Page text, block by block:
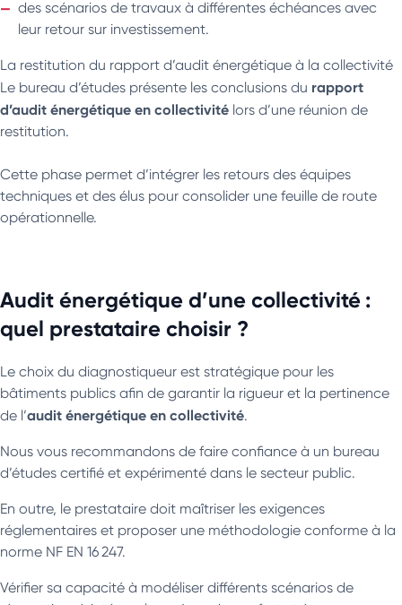
des scénarios de travaux à différentes échéances avec
leur retour sur investissement.
La restitution du rapport d’audit énergétique à la collectivité
Le bureau d’études présente les conclusions du rapport
d’audit énergétique en collectivité lors d’une réunion de
restitution.
Cette phase permet d’intégrer les retours des équipes
techniques et des élus pour consolider une feuille de route
opérationnelle.
Audit énergétique d’une collectivité :
quel prestataire choisir ?
Le choix du diagnostiqueur est stratégique pour les
bâtiments publics afin de garantir la rigueur et la pertinence
de l’audit énergétique en collectivité.
Nous vous recommandons de faire confiance à un bureau
d’études certifié et expérimenté dans le secteur public.
En outre, le prestataire doit maîtriser les exigences
réglementaires et proposer une méthodologie conforme à la
norme NF EN 16 247.
Vérifier sa capacité à modéliser différents scénarios de